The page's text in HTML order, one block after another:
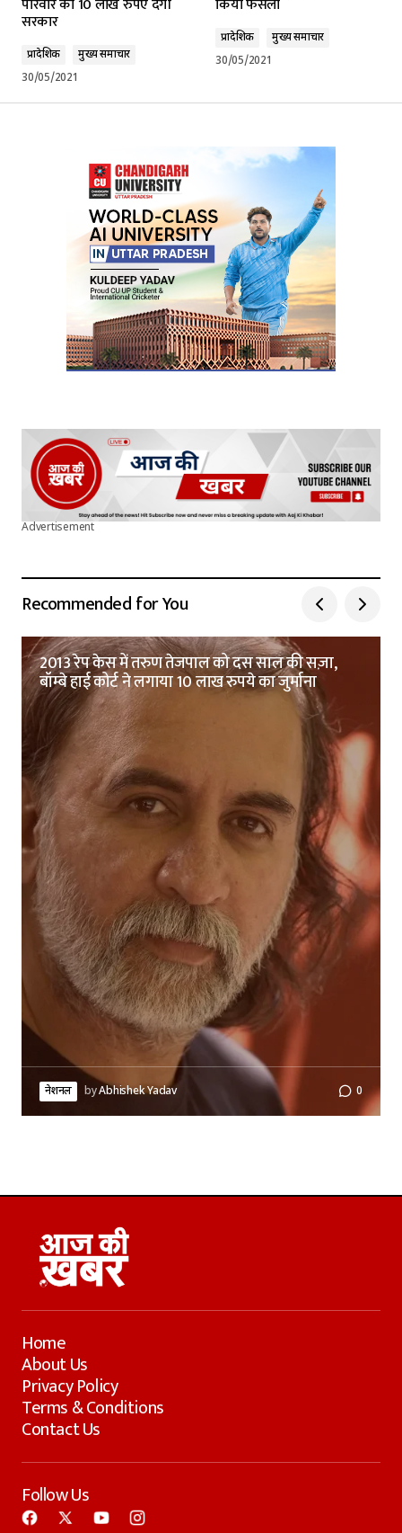
सरकार
प्रादेशिक
मुख्य समाचार
30/05/2021
प्रादेशिक
मुख्य समाचार
30/05/2021
Advertisement
Recommended for You
2013 रेप केस में तरुण तेजपाल को दस साल की सज़ा,
बॉम्बे हाई कोर्ट ने लगाया 10 लाख रुपये का जुर्माना
नेशनल byAbhishek Yadav 0
Home
About Us
Privacy Policy
Terms & Conditions
Contact Us
Follow Us